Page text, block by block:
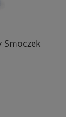
Smoczek